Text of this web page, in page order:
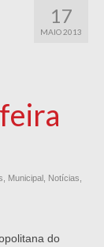
17
MAIO 2013
Municipal Notícias
do